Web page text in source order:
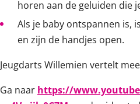
horen aan de geluiden die
Als je baby ontspannen is,
en zijn de handjes open.
Jeugdarts Willemien vertelt
Ga naar https://